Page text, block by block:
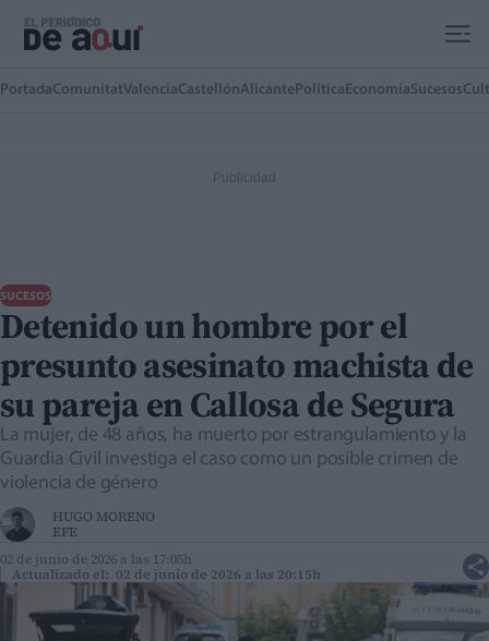
PortadaComunitatValenciaCastellónAlicante Política EconomíaSucesos
SUCESOS
Detenido un hombre por el
presunto asesinato machista de
su pareja en Callosa de Segura
La mujer, de 48 años, ha muerto por estrangulamiento y la
Guardia Civil investiga el caso como un posible crimen de
violencia de género
HUGO MORENO
EFE
02 de junio de 2026 a las 17:05h
Actualizado el: 02 de junio de 2026 a las 20:15h